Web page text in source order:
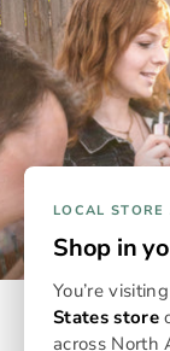
LOCAL STORE
Shop in
You’re
States store
across North